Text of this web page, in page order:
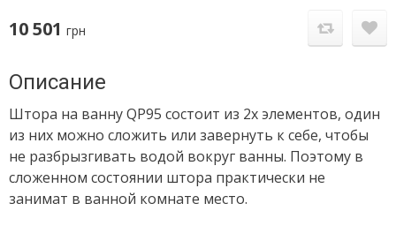
10 501 грн
Описание
Штора на ванну QP95 состоит из 2х элементов, один
из них можно сложить или завернуть к себе, чтобы
не разбрызгивать водой вокруг ванны. Поэтому в
сложенном состоянии штора практически не
занимат в ванной комнате место.